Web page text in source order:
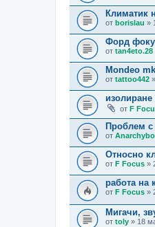
Климатик
от borislau »
Форд
от tan4eto.28
Mondeo
от tattoo442
от F
Проблем с
от
Относно
от F Focus »
работа на
от F Focus »
Мигачи,
от toly » 18